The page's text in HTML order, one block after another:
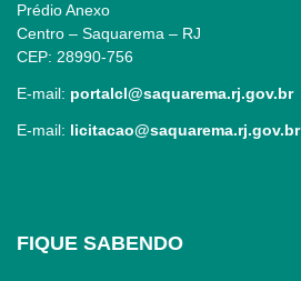
Prédio Anexo
Centro – Saquarema – RJ
CEP: 28990-756
E-mail: portalcl@saquarema.rj.gov.br
E-mail: licitacao@saquarema.rj.gov.br
FIQUE SABENDO